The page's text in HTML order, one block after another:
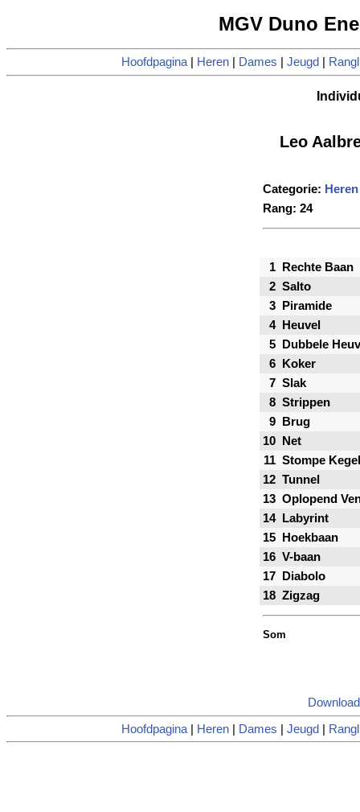
MGV Duno
Hoofdpagina| Heren| Dames Jeugd
Leo
Categorie: Heren
Rang: 24
1
Rechte Baan
2 Salto
3
Piramide
4
Heuvel
5
Dubbele
6
Koker
7 Slak
8 Strippen
9
Brug
10
Net
11 Stompe
12 Tunnel
13 Oplopend
14
Labyrint
15
Hoekbaan
16 V-baan
17
Diabolo
18 Zigzag
Som
Hoofdpagina| Heren| Dames Jeugd